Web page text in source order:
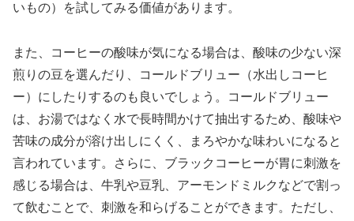
いもの）を試してみる価値があります。
また、コーヒーの酸味が気になる場合は、酸味の少ない深
煎りの豆を選んだり、コールドブリュー（水出しコーヒ
ー）にしたりするのも良いでしょう。コールドブリュー
は、お湯ではなく水で長時間かけて抽出するため、酸味や
苦味の成分が溶け出しにくく、まろやかな味わいになると
言われています。さらに、ブラックコーヒーが胃に刺激を
感じる場合は、牛乳や豆乳、アーモンドミルクなどで割っ
て飲むことで、刺激を和らげることができます。ただし、